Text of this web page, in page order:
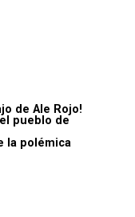
de Ale Rojo!
pueblo de
la polémica